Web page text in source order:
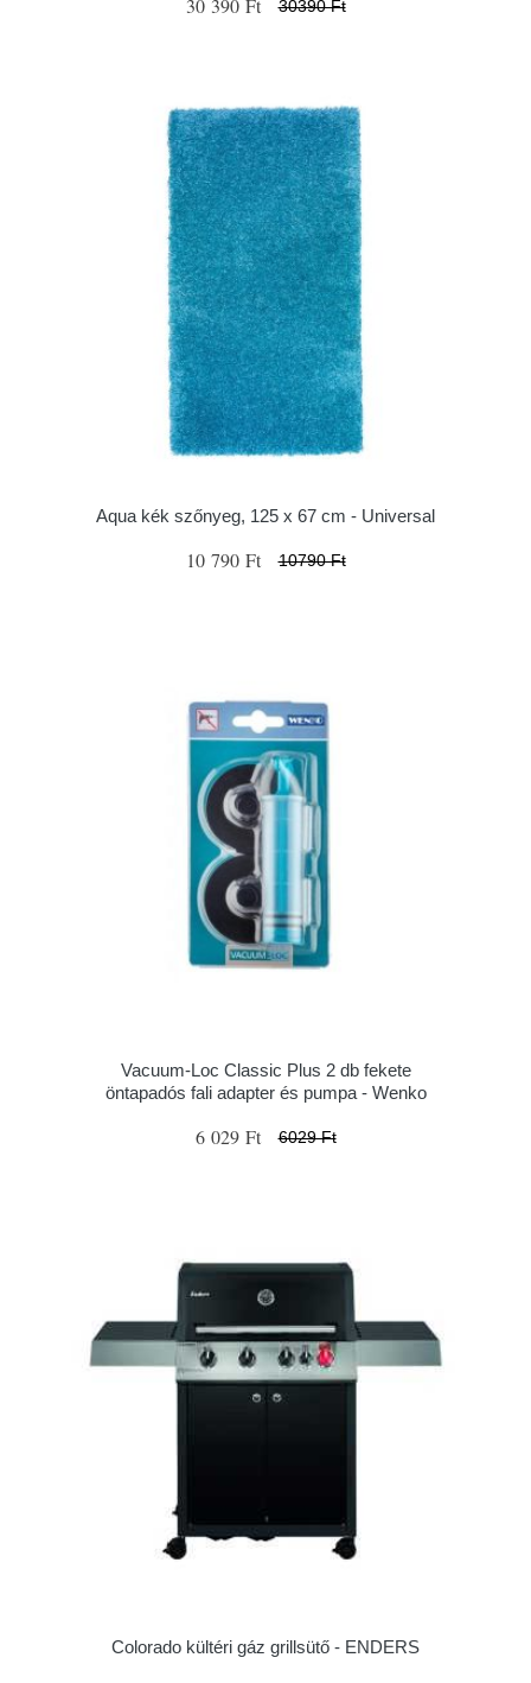
30 390 Ft 30390 Ft
Aqua kék szőnyeg, 125 x 67 cm - Universal
10 790 Ft 10790 Ft
Vacuum-Loc Classic Plus 2 db fekete
öntapadós fali adapter és pumpa - Wenko
6 029 Ft 6029 Ft
Colorado kültéri gáz grillsütő - ENDERS